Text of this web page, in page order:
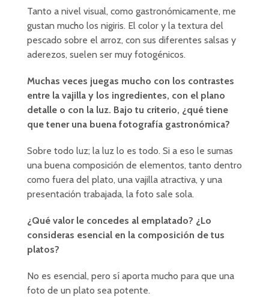
Tanto a nivel visual, como gastronómicamente, me
gustan mucho los nigiris. El color y la textura del
pescado sobre el arroz, con sus diferentes salsas y
aderezos, suelen ser muy fotogénicos.
Muchas veces juegas mucho con los contrastes
entre la vajilla y los ingredientes, con el plano
detalle o con la luz. Bajo tu criterio, ¿qué tiene
que tener una buena fotografía gastronómica?
Sobre todo luz; la luz lo es todo. Si a eso le sumas
una buena composición de elementos, tanto dentro
como fuera del plato, una vajilla atractiva, y una
presentación trabajada, la foto sale sola.
¿Qué valor le concedes al emplatado? ¿Lo
consideras esencial en la composición de tus
platos?
No es esencial, pero sí aporta mucho para que una
foto de un plato sea potente.